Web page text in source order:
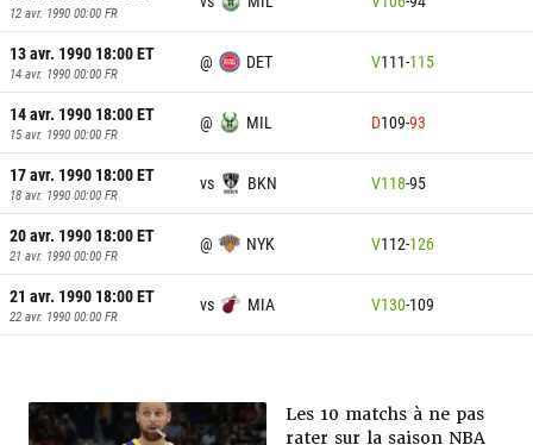
12 avr. 1990 00:00 FR
13 avr. 1990 18:00ET
14 avr. 1990 00:00 FR
@ DET V111-115
14 avr. 1990 18:00ET
15 avr. 1990 00:00 FR
@ MIL D109-93
17 avr. 1990 18:00ET
18 avr. 1990 00:00 FR
vs BKN V118-95
20 avr. 1990 18:00ET
21 avr. 1990 00:00 FR
@ NYK V112-126
21 avr. 1990 18:00ET
22 avr. 1990 00:00 FR
vs MIA V130-109
Les 10 matchs à ne pas
rater sur la saison NBA